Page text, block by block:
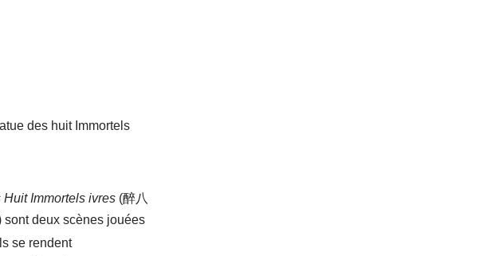
Huit Immortels ivres (醉八
sont deux scènes jouées
se rendent